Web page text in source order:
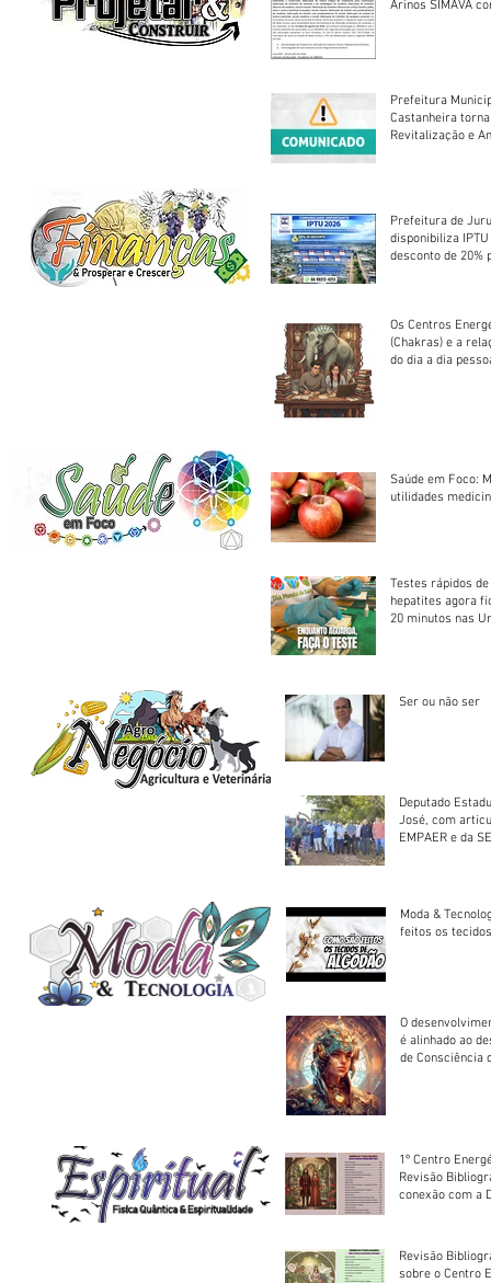
Arinos SIMAVA convoca à
Prefeitura
Castanheira
Revitalização e
Prefeitura de
disponibiliza
desconto de 20%
Os Centros
(Chakras) e a
do dia a dia
Saúde em Foco:
utilidades
Testes rápidos
hepatites agora
20 minutos nas
Ser ou não ser
Deputado
José, com
EMPAER e da
Moda &
feitos os
O
é alinhado ao
de Consciência
1º Centro
Revisão
conexão com a
Revisão
sobre o Centro